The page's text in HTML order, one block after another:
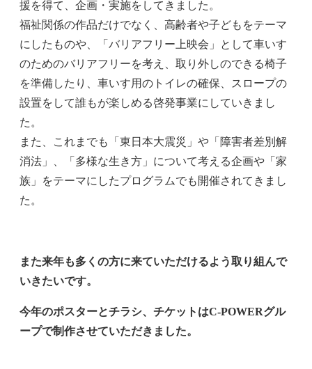
援を得て、企画・実施をしてきました。
福祉関係の作品だけでなく、高齢者や子どもをテーマ
にしたものや、「バリアフリー上映会」として車いす
のためのバリアフリーを考え、取り外しのできる椅子
を準備したり、車いす用のトイレの確保、スロープの
設置をして誰もが楽しめる啓発事業にしていきまし
た。
また、これまでも「東日本大震災」や「障害者差別解
消法」、「多様な生き方」について考える企画や「家
族」をテーマにしたプログラムでも開催されてきまし
た。
また来年も多くの方に来ていただけるよう取り組んで
いきたいです。
今年のポスターとチラシ、チケットはC-POWERグル
ープで制作させていただきました。